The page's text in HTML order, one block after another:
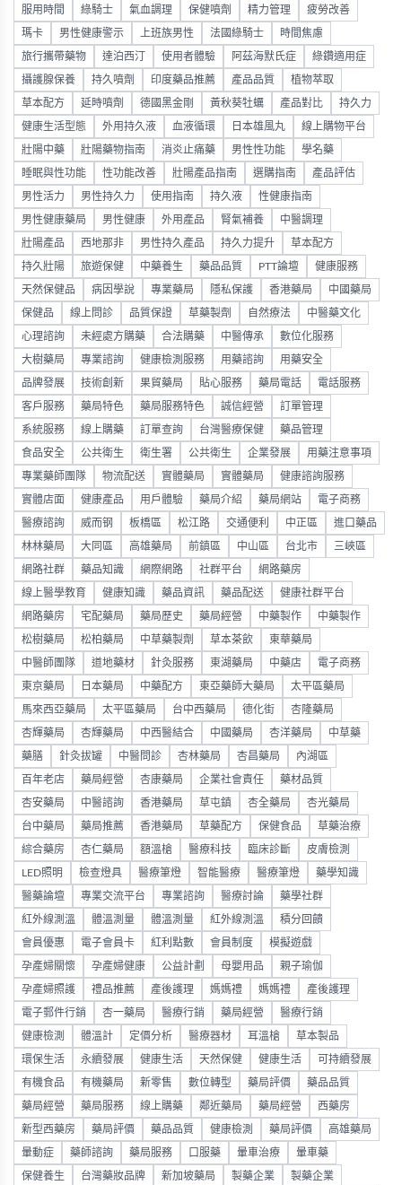
服用時間 綠騎士 氣血調理 保健噴劑 精力管理 疲勞改善
瑪卡 男性健康警示 上班族男性 法國綠騎士 時間焦慮
旅行攜帶藥物 達泊西汀 使用者體驗 阿茲海默氏症 綠鑽適用症
攝護腺保養 持久噴劑 印度藥品推薦 產品品質 植物萃取
草本配方 延時噴劑 德國黑金剛 黃秋葵牡蠣 產品對比 持久力
健康生活型態 外用持久液 血液循環 日本雄風丸 線上購物平台
壯陽中藥 壯陽藥物指南 消炎止痛藥 男性性功能 學名藥
睡眠與性功能 性功能改善 壯陽產品指南 選購指南 產品評估
男性活力 男性持久力 使用指南 持久液 性健康指南
男性健康藥局 男性健康 外用產品 腎氣補養 中醫調理
壯陽產品 西地那非 男性持久產品 持久力提升 草本配方
持久壯陽 旅遊保健 中藥養生 藥品品質 PTT論壇 健康服務
天然保健品 病因學說 專業藥局 隱私保護 香港藥局 中國藥局
保健品 線上問診 品質保證 草藥製劑 自然療法 中醫藥文化
心理諮詢 未經處方購藥 合法購藥 中醫傳承 數位化服務
大樹藥局 專業諮詢 健康檢測服務 用藥諮詢 用藥安全
品牌發展 技術創新 果貿藥局 貼心服務 藥局電話 電話服務
客戶服務 藥局特色 藥局服務特色 誠信經營 訂單管理
系統服務 線上購藥 訂單查詢 台灣醫療保健 藥品管理
食品安全 公共衛生 衛生署 公共衛生 企業發展 用藥注意事項
專業藥師團隊 物流配送 實體藥局 實體藥局 健康諮詢服務
實體店面 健康產品 用戶體驗 藥局介紹 藥局網站 電子商務
醫療諮詢 威而钢 板橋區 松江路 交通便利 中正區 進口藥品
林林藥局 大同區 高雄藥局 前鎮區 中山區 台北市 三峽區
網路社群 藥品知識 網際網路 社群平台 網路藥房
線上醫學教育 健康知識 藥品資訊 藥品配送 健康社群平台
網路藥房 宅配藥局 藥局歷史 藥局經營 中藥製作 中藥製作
松樹藥局 松柏藥局 中草藥製劑 草本茶飲 東華藥局
中醫師團隊 道地藥材 針灸服務 東湖藥局 中藥店 電子商務
東京藥局 日本藥局 中藥配方 東亞藥師大藥局 太平區藥局
馬來西亞藥局 太平區藥局 台中西藥局 德化街 杏隆藥局
杏輝藥局 杏輝藥局 中西醫結合 中國藥局 杏洋藥局 中草藥
藥膳 針灸拔罐 中醫問診 杏林藥局 杏昌藥局 內湖區
百年老店 藥局經營 杏康藥局 企業社會責任 藥材品質
杏安藥局 中醫諮詢 香港藥局 草屯鎮 杏全藥局 杏光藥局
台中藥局 藥局推薦 香港藥局 草藥配方 保健食品 草藥治療
綜合藥房 杏仁藥局 額溫槍 醫療科技 臨床診斷 皮膚檢測
LED照明 檢查燈具 醫療筆燈 智能醫療 醫療筆燈 藥學知識
醫藥論壇 專業交流平台 專業諮詢 醫療討論 藥學社群
紅外線測溫 體溫測量 體溫測量 紅外線測溫 積分回饋
會員優惠 電子會員卡 紅利點數 會員制度 模擬遊戲
孕產婦關懷 孕產婦健康 公益計劃 母嬰用品 親子瑜伽
孕產婦照護 禮品推薦 產後護理 媽媽禮 媽媽禮 產後護理
電子郵件行銷 杏一藥局 醫療行銷 藥局經營 醫療行銷
健康檢測 體溫計 定價分析 醫療器材 耳溫槍 草本製品
環保生活 永續發展 健康生活 天然保健 健康生活 可持續發展
有機食品 有機藥局 新零售 數位轉型 藥局評價 藥品品質
藥局經營 藥局服務 線上購藥 鄰近藥局 藥局經營 西藥房
新型西藥房 藥局評價 藥品品質 健康檢測 藥局評價 高雄藥局
暈動症 藥師諮詢 藥局服務 口服藥 暈車治療 暈車藥
保健養生 台灣藥妝品牌 新加坡藥局 製藥企業 製藥企業